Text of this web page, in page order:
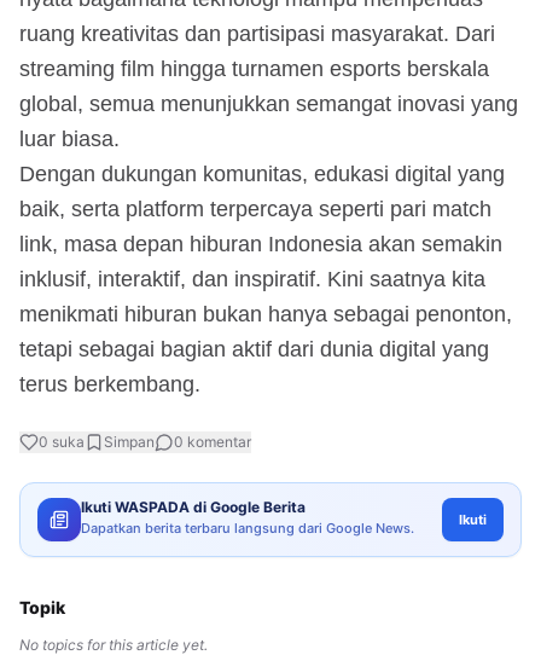
ruang kreativitas dan partisipasi masyarakat. Dari
streaming film hingga turnamen esports berskala
global, semua menunjukkan semangat inovasi yang
luar biasa.
Dengan dukungan komunitas, edukasi digital yang
baik, serta platform terpercaya seperti pari match
link, masa depan hiburan Indonesia akan semakin
inklusif, interaktif, dan inspiratif. Kini saatnya kita
menikmati hiburan bukan hanya sebagai penonton,
tetapi sebagai bagian aktif dari dunia digital yang
terus berkembang.
0 suka Simpan 0 komentar
Ikuti WASPADA di Google Berita
Dapatkan berita terbaru langsung dari Google News. Ikuti
Topik
No topics for this article yet.